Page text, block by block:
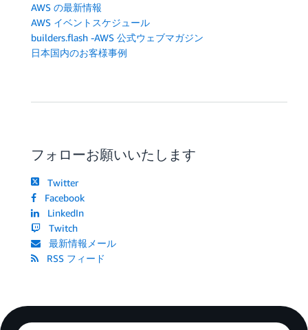
AWS の最新情報
AWS イベントスケジュール
builders.flash -AWS 公式ウェブマガジン
日本国内のお客様事例
フォローお願いいたします
Twitter
Facebook
LinkedIn
Twitch
最新情報メール
RSS フィード